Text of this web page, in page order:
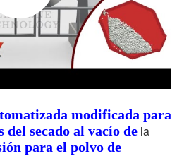
modificada para
secado al vacío de la
para el polvo de